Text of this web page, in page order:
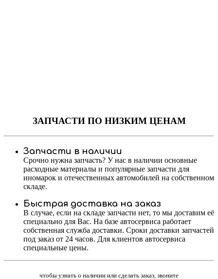
ЗАПЧАСТИПО НИЗКИМ ЦЕНАМ
Запчасти в наличии
Срочно нужна запчасть? У нас в наличии основные
расходные материалы и популярные запчасти для
иномарок и отечественных автомобилей на собственном
складе.
Быстрая доставка на заказ
В случае, если на складе запчасти нет, то мы доставим её
специально для Вас. На базе автосервиса работает
собственная служба доставки. Сроки доставки запчастей
под заказ от 24 часов. Для клиентов автосервиса
специальные цены.
чтобы узнать о наличии или сделать заказ, звоните